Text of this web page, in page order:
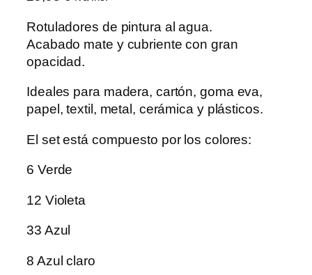
Rotuladores de pintura al agua.
Acabado mate y cubriente con gran
opacidad.
Ideales para madera, cartón, goma eva,
papel, textil, metal, cerámica y plásticos.
El set está compuesto por los colores:
6 Verde
12 Violeta
33 Azul
8 Azul claro